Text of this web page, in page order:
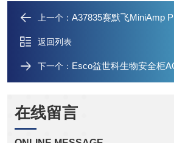
上一个： A37835赛默飞MiniAmp
返回列表
下一个： Esco益世科生物安全柜
在线留言